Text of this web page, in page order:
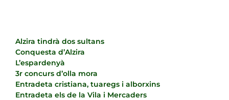
Alzira tindrà dos sultans
Conquesta d’Alzira
L’espardenyà
3r concurs d’olla mora
Entradeta cristiana, tuaregs i alborxins
Entradeta els de la Vila i Mercaders